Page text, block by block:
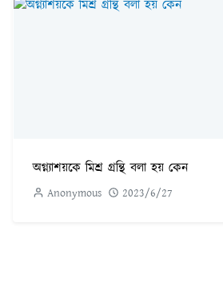
অগ্ন্যাশয়কে মিশ্র গ্রন্থি বলা হয় কেন
Anonymous 2023/6/27